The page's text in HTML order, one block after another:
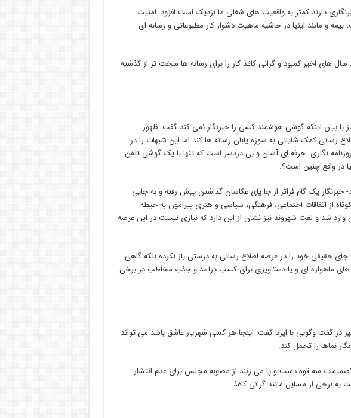
دارند کمتر به واقعیت های شغلی ما نزدیک است افزود: امنیت
و مانند اینها در حاشیه ماهیت دشوار کار مطبوعاتی و رسانه ای
سال های اخیر کمبود و گرانی کاغذ کار را برای رسانه ها سخت تر از گذشته
با بیان اینکه گوشی هوشمند کسی را خبرنگار نمی کند گفت: ظهور
رسانی کمک شایانی به سوژه یابان رسانه ها کند اما این شبهات را در
نگاری، حرفه ای آسان و بی دردسر است که تنها با یک گوشی تلفن
در واقع چنین است؟.
یک گام فراتر از جا پای عکاسان گذاشتن پیش رفته و به جایی
از اتفاقات اجتماعی، فرهنگی، سیاسی و هنری پیرامون به حیطه
وارد شد و لغت شهروند نیز نشان از این دارد که نیازی نیست در این عرصه
جای حقیقی خود را در عرصه اطلاع رسانی به درستی باز نکرده بلکه گاهی
های ماهواره ای و یا دستاویزی برای کسب درآمد و جذب مخاطب در برخی
نیز در گفت وگویی با ایرنا گفت: اینجا هر کسی شهریار عاشق باشد می تواند
نماها را تحمل کند.
سه قوه دست و پا می زنند از مصوبه مجلس برای عدم انتشار
برخی از مسایل مانند گرانی کاغذ.